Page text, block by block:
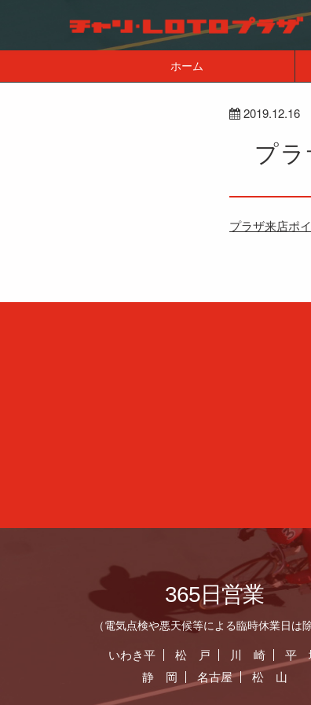
ホーム
2019.12.16
プ
プラザ来店ポ
365日営業
（電気点検や悪天候等による臨時休業日は除
いわき平 松 戸 川 崎
平
静 岡
名古屋 松 山